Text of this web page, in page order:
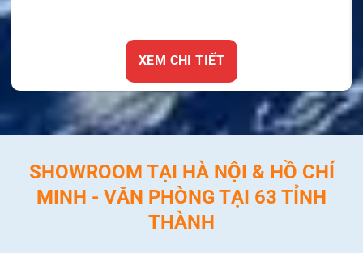
XEM CHI TIẾT
SHOWROOM TẠI HÀ NỘI & HỒ CHÍ
MINH - VĂN PHÒNG TẠI 63 TỈNH
THÀNH